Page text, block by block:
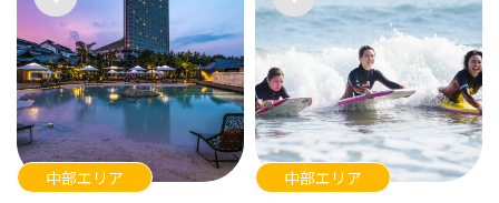
中部エリア 中部エリア